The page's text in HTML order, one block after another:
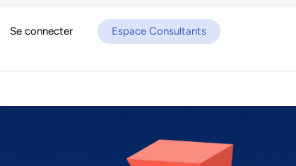
Se connecter Espace Consultants